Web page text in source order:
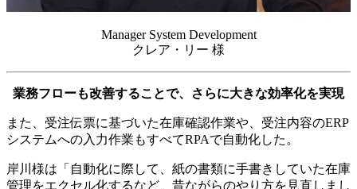
Manager System Development
クレア・リー 様
業務フローも改善することで、さらに大きな効率化を実現
また、受注伝票に基づいた在庫確認作業や、受注内容のERP
システムへの入力作業もすべてRPAで自動化した。
岸川様は「自動化に際して、紙の書類に手書きしていた在庫
管理をエクセル化するなど、昔ながらのやり方を見直しまし